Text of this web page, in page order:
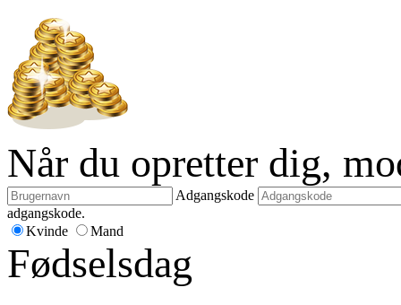
Når du opretter dig,
Adgangskode
adgangskode.
Kvinde
Mand
Fødselsdag